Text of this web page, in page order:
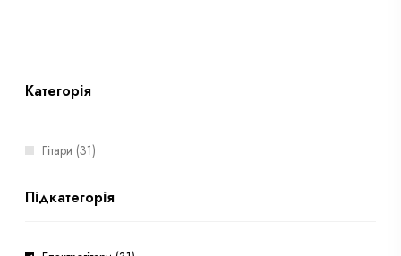
Категорія
Гітари (31)
Підкатегорія